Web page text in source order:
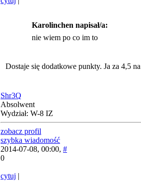
Karolinchen napisał/a:
nie wiem po co im to
Dostaje się dodatkowe punkty. Ja za 4,5
Shr3Q
Absolwent
Wydział: W-8 IZ
zobacz profil
szybka wiadomość
2014-07-08, 00:00, #
0
cytuj |